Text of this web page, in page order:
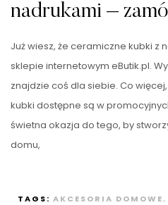
nadrukami –
Już wiesz, że ceramiczne kubki z
sklepie internetowym eButik.pl.
znajdzie coś dla siebie. Co
kubki dostępne są w
świetna okazja do tego, by
domu,
TAGS: AKCESORIA DOMOWE,